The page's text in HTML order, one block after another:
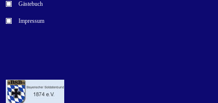
Gästebuch
Impressum